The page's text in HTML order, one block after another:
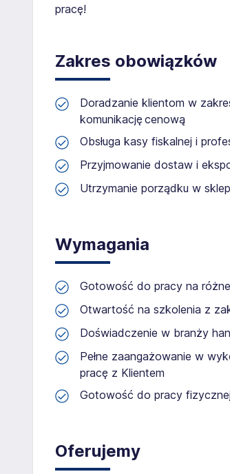
pracę!
Zakres obowiązków
Doradzanie klientom w
komunikację cenową
Obsługa kasy fiskalnej i
Przyjmowanie dostaw i
Utrzymanie porządku w
Wymagania
Gotowość do pracy na
Otwartość na szkolenia z
Doświadczenie w branży
Pełne zaangażowanie w
pracę z Klientem
Gotowość do pracy fizycznej
Oferujemy